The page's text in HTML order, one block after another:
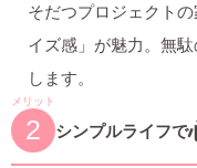
そだつプロジェクト
イズ感」が魅力。無
します。
メリット
2 シンプルライフで